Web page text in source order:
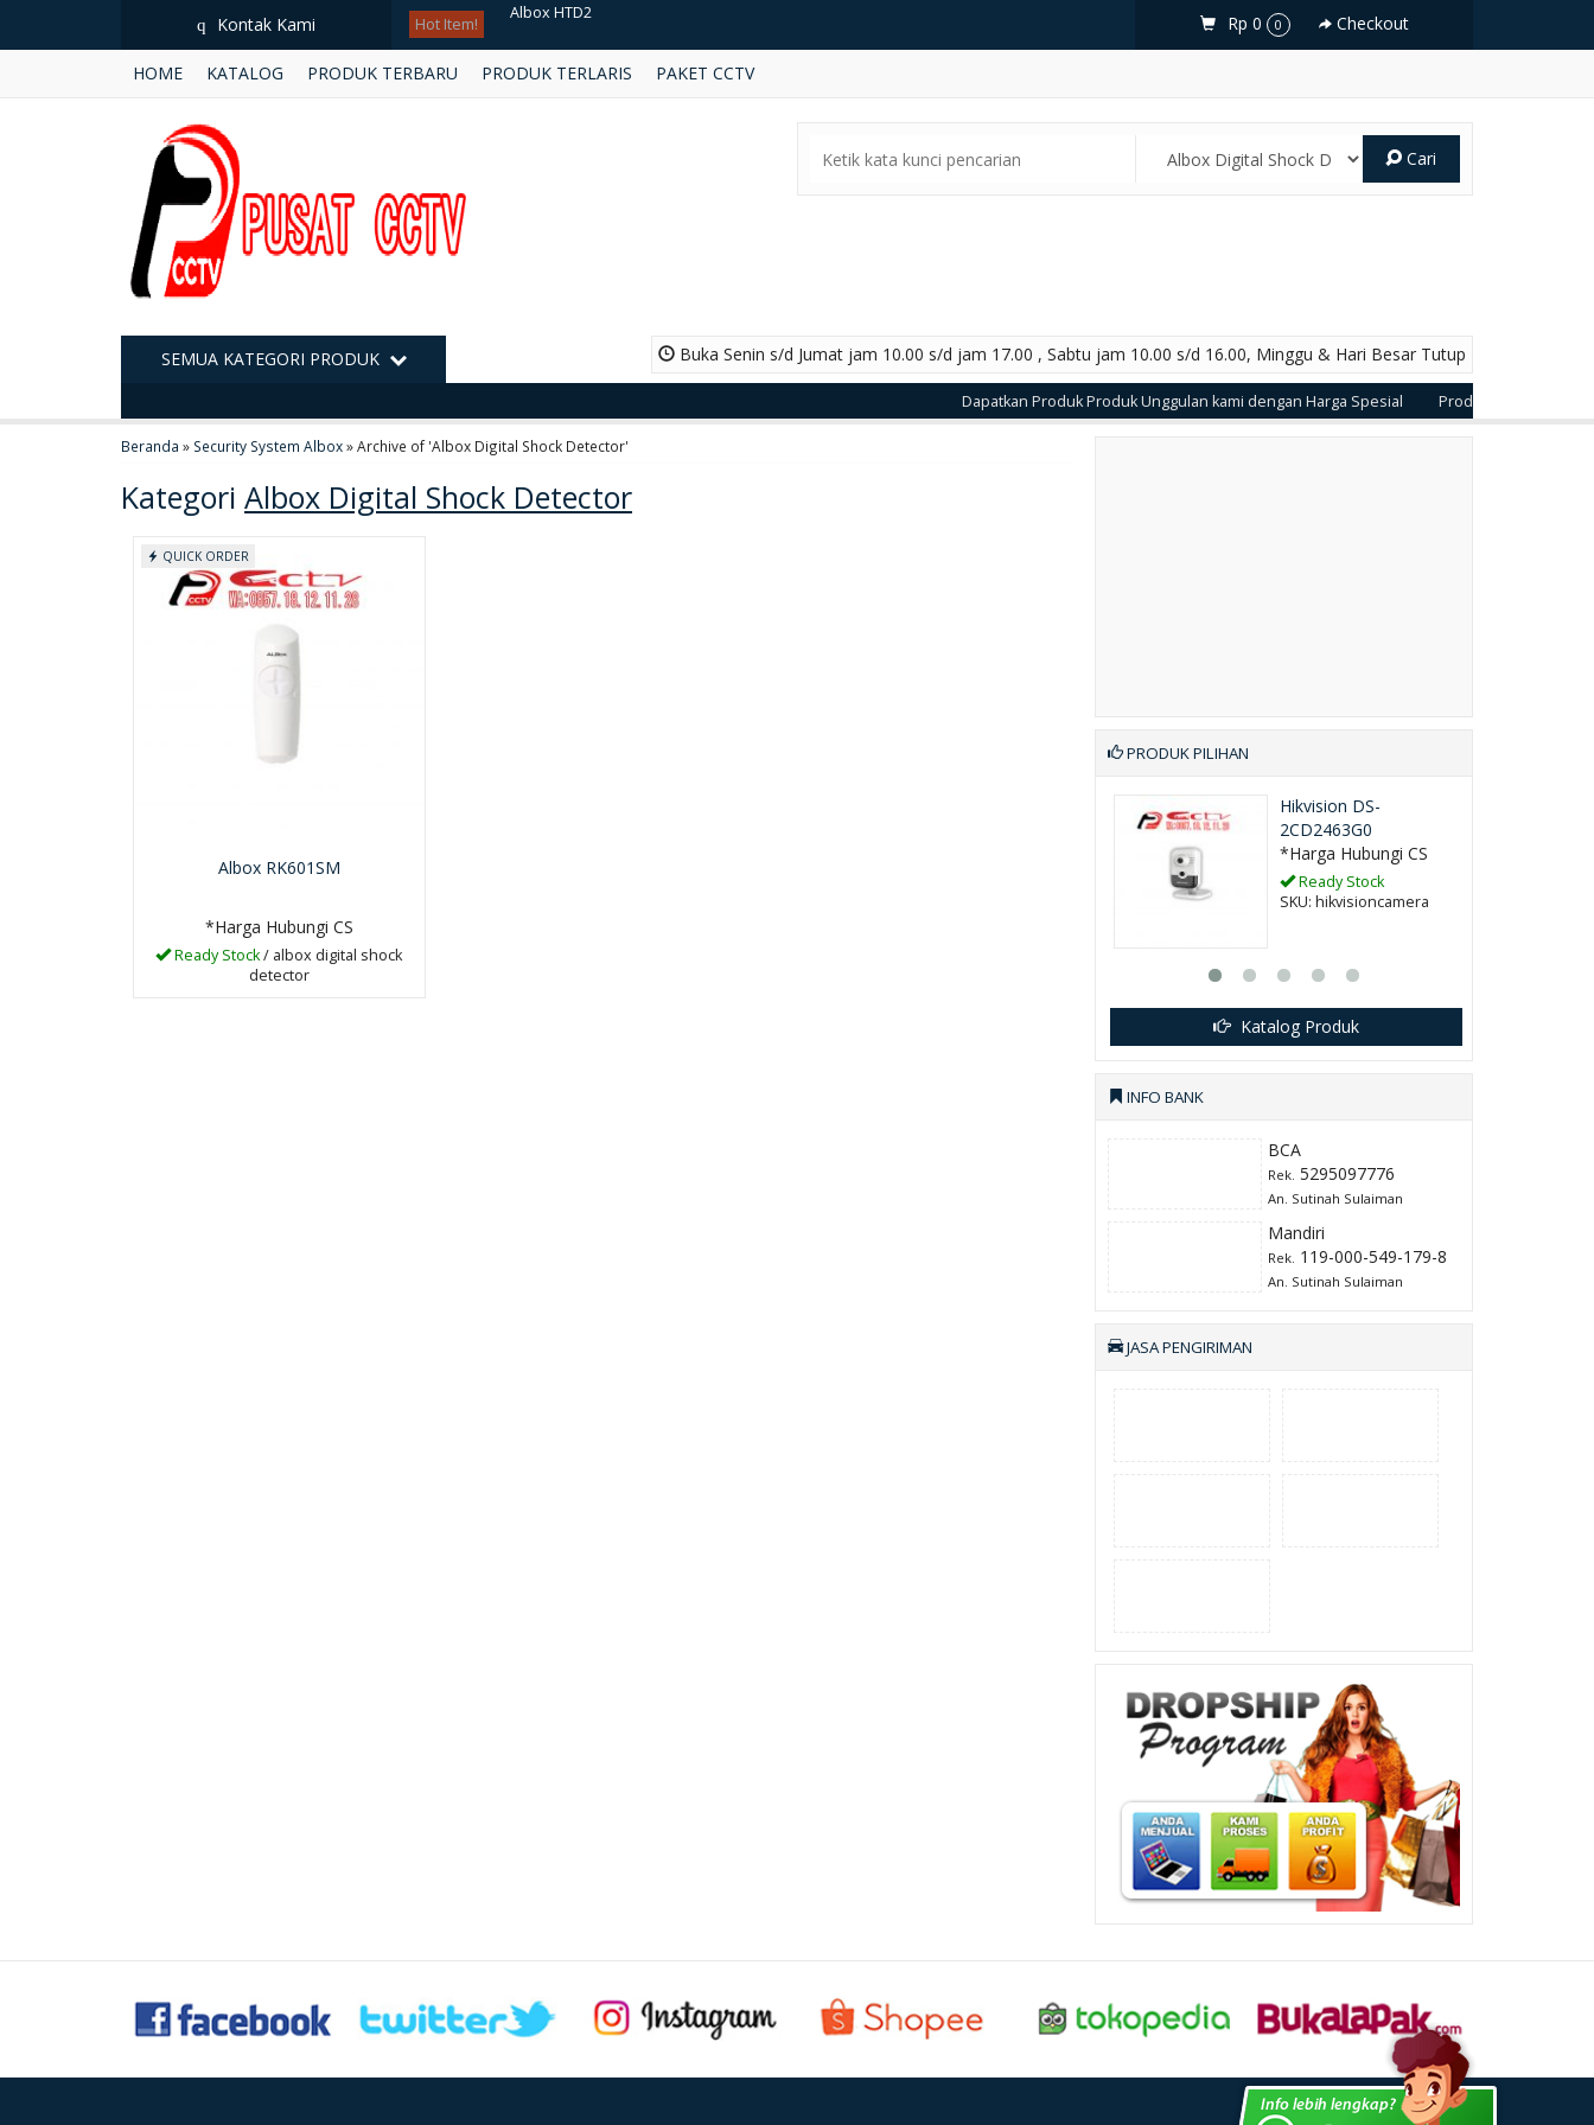
q Kontak Kami Hot Item!
Trivision TRI VIB38P
Rp 0 0 Checkout
HOME KATALOG PRODUK TERBARU PRODUK TERLARIS PAKET CCTV
Cari
Buka Senin s/d Jumat jam 10.00 s/d jam 17.00 , Sabtu jam 10.00 s/d 16.00, Minggu & Hari Besar Tutup
SEMUA KATEGORI PRODUK
Dapatkan Produk Produk Unggulan kami dengan Harga Spesial Produk yang dijual dengan
Beranda » Security System Albox»Archive of 'Albox Digital Shock Detector'
Kategori Albox Digital Shock Detector
QUICK ORDER
Albox RK601SM
*Harga Hubungi CS
Ready Stock/ albox digital shock
detector
PRODUK PILIHAN
Hikvision DS-
2CD2463G0
*Harga Hubungi CS
Ready Stock
SKU: hikvisioncamera
Katalog Produk
INFO BANK
BCA
Rek. 5295097776
An. Sutinah Sulaiman
Mandiri
Rek. 119-000-549-179-8
An. Sutinah Sulaiman
JASA PENGIRIMAN